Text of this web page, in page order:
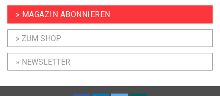
» MAGAZIN ABONNIEREN
» ZUM SHOP
» NEWSLETTER